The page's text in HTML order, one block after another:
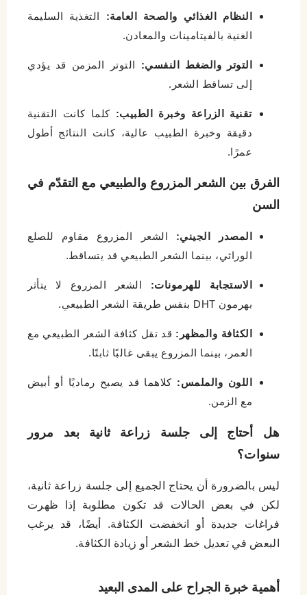
النظام الغذائي والصحة العامة: التغذية السليمة
الغنية بالفيتامينات والمعادن.
التوتر والضغط النفسي: التوتر المزمن قد يؤدي
إلى تساقط الشعر.
تقنية الزراعة وخبرة الطبيب: كلما كانت التقنية
دقيقة وخبرة الطبيب عالية، كانت النتائج أطول
عمرًا.
الفرق بين الشعر المزروع والطبيعي مع التقدّم في
السن
المصدر الجيني: الشعر المزروع مقاوم للصلع
الوراثي، بينما الشعر الطبيعي قد يتساقط.
الاستجابة للهرمونات: الشعر المزروع لا يتأثر
بهرمون DHT بنفس طريقة الشعر الطبيعي.
الكثافة والمظهر: قد تقل كثافة الشعر الطبيعي مع
العمر، بينما المزروع يبقى غالبًا ثابتًا.
اللون والملمس: كلاهما قد يصبح رماديًا أو أبيض
مع الزمن.
هل أحتاج إلى جلسة زراعة ثانية بعد مرور
سنوات؟
ليس بالضرورة أن يحتاج الجميع إلى جلسة زراعة ثانية،
لكن في بعض الحالات قد تكون مطلوبة إذا ظهرت
فراغات جديدة أو انخفضت الكثافة. أيضًا، قد يرغب
البعض في تعديل خط الشعر أو زيادة الكثافة.
أهمية خبرة الجراح على المدى البعيد